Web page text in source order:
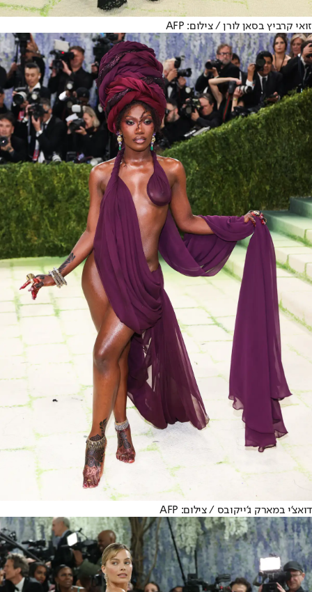
זואי קרביץ בסאן לורן / צילום: AFP
דואצ'י במארק ג'ייקובס / צילום: AFP